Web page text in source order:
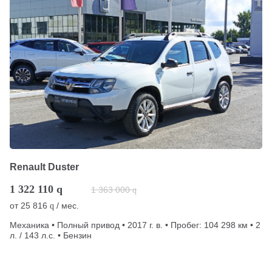
Renault Duster
1 322 110 q 1 363 000 q
от 25 816 q / мес.
Механика • Полный привод • 2017 г. в. • Пробег: 104 298 км • 2
л. / 143 л.с. • Бензин